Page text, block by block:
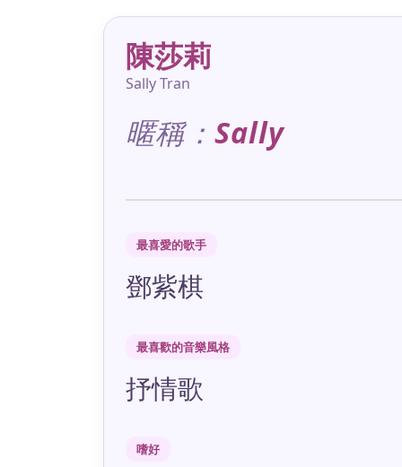
陳莎莉
Sally Tran
暱稱： Sally
最喜愛的歌手
鄧紫棋
最喜歡的音樂風格
抒情歌
嗜好